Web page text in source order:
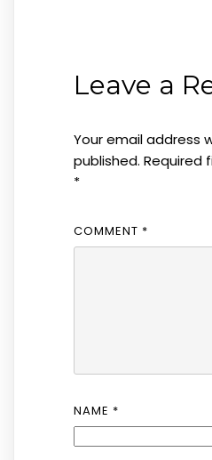
Leave a
Your email address
published. Required
*
COMMENT *
NAME *